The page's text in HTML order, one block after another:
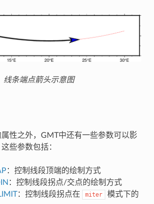
线条端点箭头示意图
性之外，GMT中还有一些参数可以影
些参数包括：
：控制线段顶端的绘制方式
：控制线段拐点/交点的绘制方式
：控制线段拐点在 miter
模式下的